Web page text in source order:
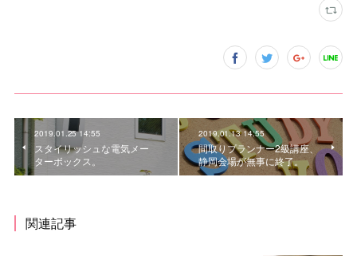
2019.01.25 14:55
スタイリッシュな電気メー
ターボックス。
2019.01.13 14:55
間取りプランナー2級講座、
静岡会場が無事に終了。
関連記事